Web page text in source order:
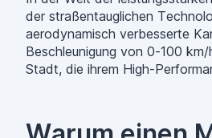
der straßentauglichen
aerodynamisch verbesserte
Beschleunigung von 0-100
Stadt, die ihrem High-